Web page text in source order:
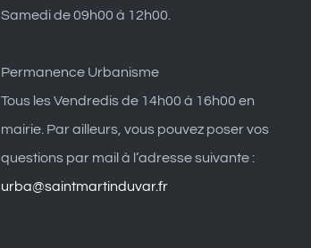
Samedi de 09h00 à 12h00.
Permanence Urbanisme
Tous les Vendredis de 14h00 à 16h00 en
mairie. Par ailleurs, vous pouvez poser vos
questions par mail à l’adresse suivante :
urba@saintmartinduvar.fr